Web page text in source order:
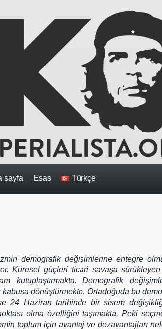
sayfa Esas Türkçe
demografik değişimlerine entegre
Küresel güçleri ticari savaşa
kutuplaştırmakta. Demografik
dönüştürmekte. Ortadoğuda bu
24 Haziran tarihinde bir sisem
olma özelliğini taşımakta. Peki
toplum için avantaj ve dezavantajları